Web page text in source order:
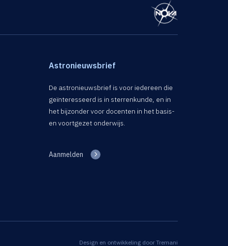
Astronieuwsbrief
De astronieuwsbrief is voor iedereen die
geïnteresseerd is in sterrenkunde, en in
het bijzonder voor docenten in het basis-
en voortgezet onderwijs.
Aanmelden
Design en ontwikkeling door Tremani